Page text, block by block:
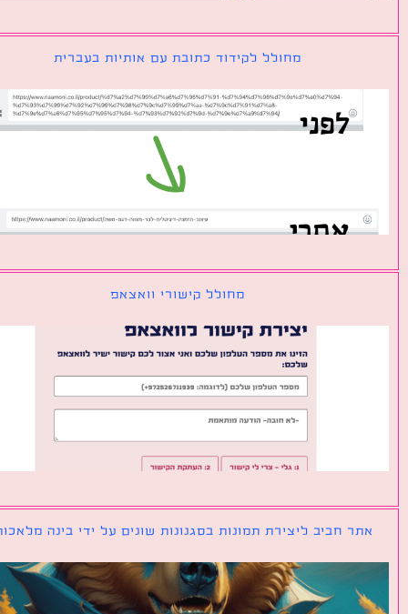
מחולל לקידוד כתובת עם אותיות בעברית
מחולל קישורי וואצאפ
חביב ליצירת תמונות בסגנונות שונים על ידי בינה מלאכותית